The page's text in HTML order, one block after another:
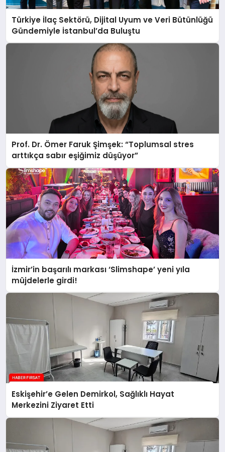
Türkiye İlaç Sektörü, Dijital Uyum ve Veri Bütünlüğü
Gündemiyle İstanbul’da Buluştu
Prof. Dr. Ömer Faruk Şimşek: “Toplumsal stres
arttıkça sabır eşiğimiz düşüyor”
İzmir’in başarılı markası ‘Slimshape’ yeni yıla
müjdelerle girdi!
Eskişehir’e Gelen Demirkol, Sağlıklı Hayat
Merkezini Ziyaret Etti